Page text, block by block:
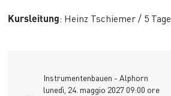
Kursleitung: Heinz Tschiemer / 5 Tage
Instrumentenbauen - Alphorn
lunedì, 24. maggio 2027 09:00 ore